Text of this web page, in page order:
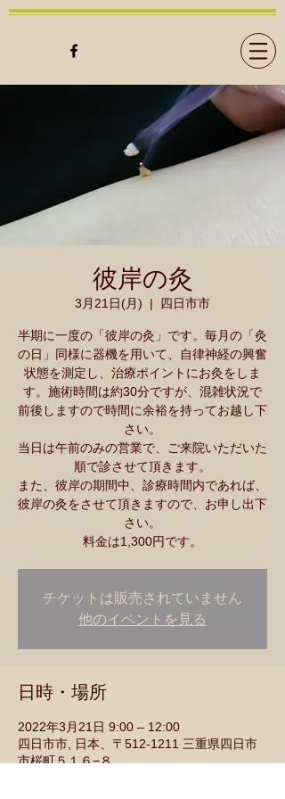
彼岸の灸
3月21日(月)
  |
四日市市
半期に一度の「彼岸の灸」です。毎月の「灸
の日」同様に器機を用いて、自律神経の興奮
状態を測定し、治療ポイントにお灸をしま
す。施術時間は約30分ですが、混雑状況で
前後しますので時間に余裕を持ってお越し下
さい。
当日は午前のみの営業で、ご来院いただいた
順で診させて頂きます。
また、彼岸の期間中、診療時間内であれば、
彼岸の灸をさせて頂きますので、お申し出下
さい。
チケットは販売されていません
他のイベントを見る
日時・場所
2022年3月21日 9:00 – 12:00
四日市市, 日本、〒512-1211 三重県四日市
市桜町５１６−８